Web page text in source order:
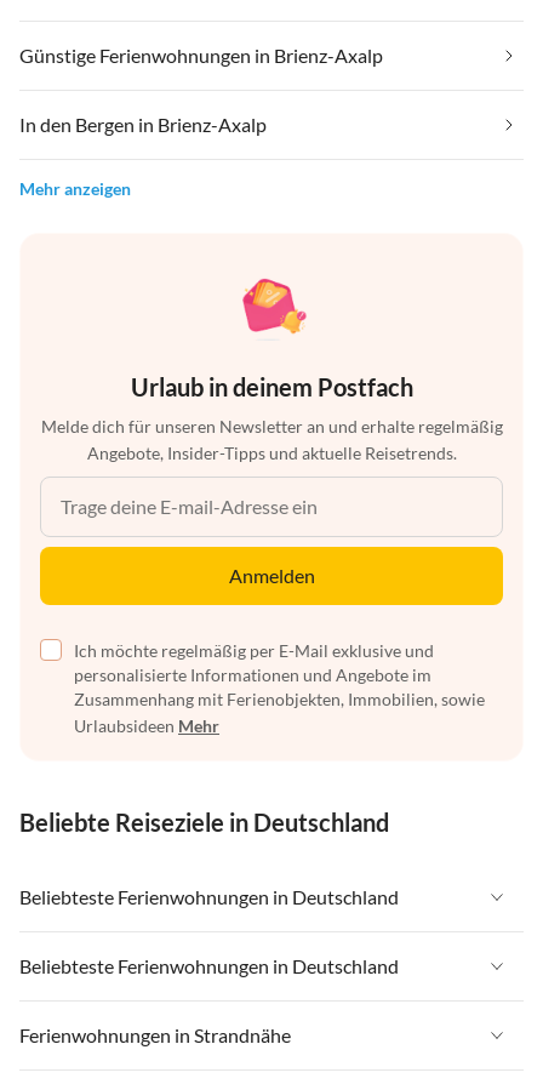
Günstige Ferienwohnungen in Brienz-Axalp
In den Bergen in Brienz-Axalp
Mehr anzeigen
Urlaub in deinem Postfach
Melde dich für unseren Newsletter an und erhalte regelmäßig
Angebote, Insider-Tipps und aktuelle Reisetrends.
Anmelden
Ich möchte regelmäßig per E-Mail exklusive und
personalisierte Informationen und Angebote im
Zusammenhang mit Ferienobjekten, Immobilien, sowie
Urlaubsideen Mehr
Beliebte Reiseziele in Deutschland
Beliebteste Ferienwohnungen in Deutschland
Ferienwohnungen in Deutschland
Ferienwohnungen in Ostsee
Ferienwohnungen in Nordsee
Beliebteste Ferienwohnungen in Deutschland
Ferienwohnungen in Deutschland
Ferienwohnungen in Ostsee
Ferienwohnungen in Strandnähe